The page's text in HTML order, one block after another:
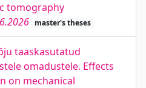
tomography
master's theses
taaskasutatud
omadustele. Effects
on mechanical